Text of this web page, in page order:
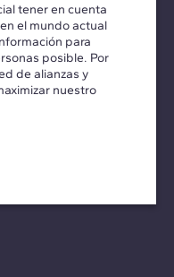
tener en cuenta
el mundo actual
para
posible. Por
de alianzas y
nuestro